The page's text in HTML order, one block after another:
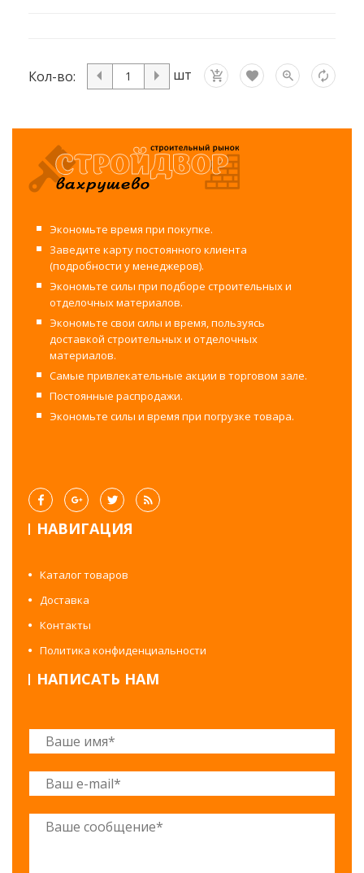
Кол-во: шт
Экономьте время при покупке.
Заведите карту постоянного клиента
(подробности у менеджеров).
Экономьте силы при подборе строительных и
отделочных материалов.
Экономьте свои силы и время, пользуясь
доставкой строительных и отделочных
материалов.
Самые привлекательные акции в торговом зале.
Постоянные распродажи.
Экономьте силы и время при погрузке товара.
НАВИГАЦИЯ
Каталог товаров
Доставка
Контакты
Политика конфиденциальности
НАПИСАТЬ НАМ